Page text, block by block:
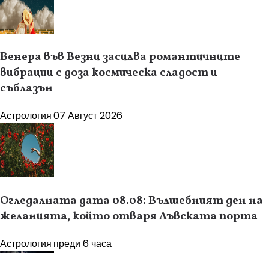
Венера във Везни засилва романтичните
вибрации с доза космическа сладост и
съблазън
Астрология07 Август 2026
Огледалната дата 08.08: Вълшебният ден на
желанията, който отваря Лъвската порта
Астрология преди 6 часа